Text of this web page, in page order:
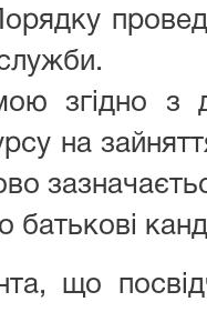
згідно з
на
батькові
що